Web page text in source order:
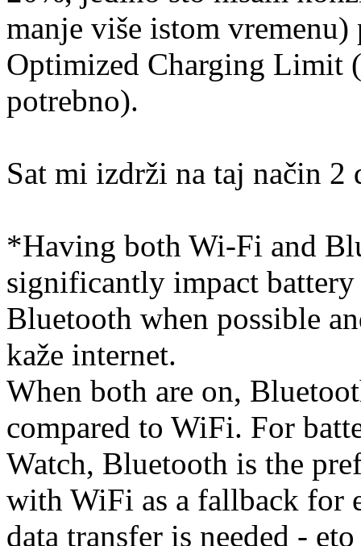
manje više istom
Optimized Charging Limit
potrebno).
Sat mi izdrži na taj način 2
*Having both Wi-Fi and
significantly impact
Bluetooth when possible
kaže internet.
When both are on,
compared to WiFi. For
Watch, Bluetooth is the
with WiFi as a fallback for
data transfer is needed -